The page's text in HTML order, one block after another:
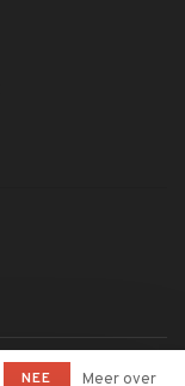
NEE Meer over